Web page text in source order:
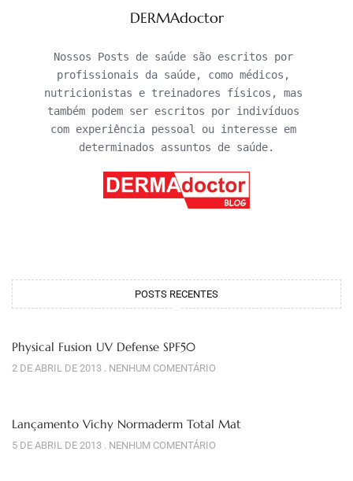
DERMAdoctor
Nossos Posts de saúde são escritos por
profissionais da saúde, como médicos,
nutricionistas e treinadores físicos, mas
também podem ser escritos por indivíduos
com experiência pessoal ou interesse em
determinados assuntos de saúde.
POSTS RECENTES
Physical Fusion UV Defense SPF50
2 DE ABRIL DE 2013 NENHUM COMENTÁRIO
Lançamento Vichy Normaderm Total Mat
5 DE ABRIL DE 2013 NENHUM COMENTÁRIO